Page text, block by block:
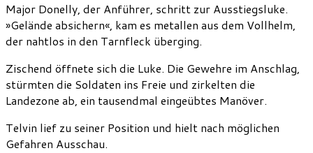
Major Donelly, der Anführer, schritt zur Ausstiegsluke.
»Gelände absichern«, kam es metallen aus dem Vollhelm,
der nahtlos in den Tarnfleck überging.
Zischend öffnete sich die Luke. Die Gewehre im Anschlag,
stürmten die Soldaten ins Freie und zirkelten die
Landezone ab, ein tausendmal eingeübtes Manöver.
Telvin lief zu seiner Position und hielt nach möglichen
Gefahren Ausschau.